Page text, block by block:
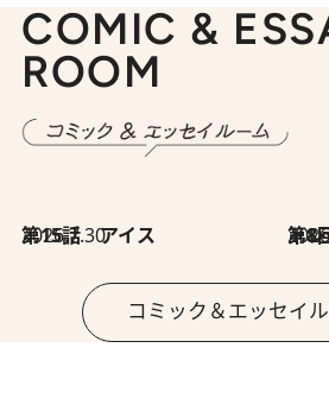
COMIC &
ROOM
2026.7.30
第15話 アイス 第8回「同
コミック＆エッセイ